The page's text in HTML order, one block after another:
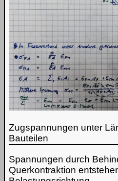
Zugspannungen unter
Bauteilen
Spannungen durch
Querkontraktion